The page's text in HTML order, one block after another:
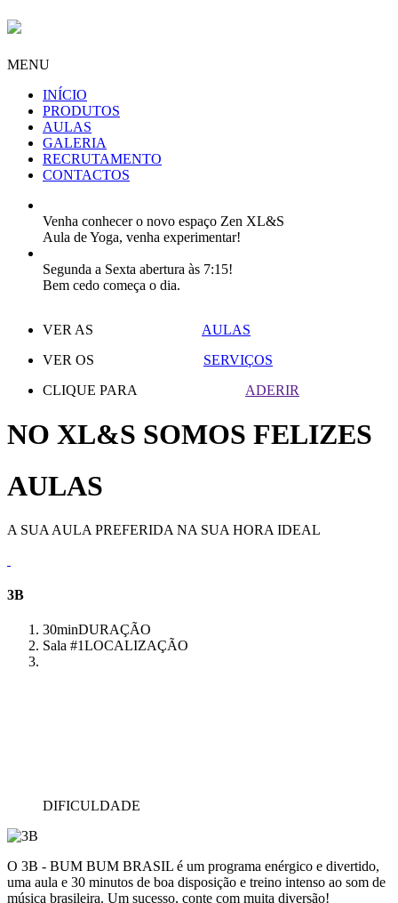
MENU
INÍCIO
PRODUTOS
AULAS
GALERIA
RECRUTAMENTO
CONTACTOS
Venha conhecer o novo espaço Zen XL&S
Aula de Yoga, venha experimentar!
Segunda a Sexta abertura às 7:15!
Bem cedo começa o dia.
VER AS
AULAS
VER OS
SERVIÇOS
CLIQUE PARA
ADERIR
NO XL&S SOMOS FELIZES
AULAS
A SUA AULA PREFERIDA NA SUA HORA IDEAL
3B
30minDURAÇÃO
Sala #1LOCALIZAÇÃO
DIFICULDADE
O 3B - BUM BUM BRASIL é um programa enérgico e divertido,
uma aula e 30 minutos de boa disposição e treino intenso ao som de
música brasileira. Um sucesso, conte com muita diversão!